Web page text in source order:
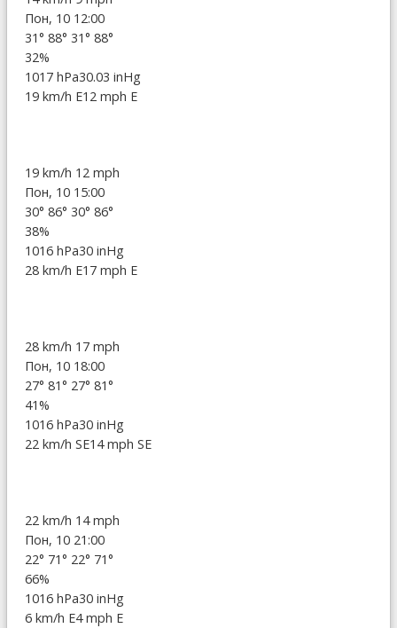
Пон, 10 12:00
31° 88° 31° 88°
32%
1017 hPa30.03 inHg
19 km/h E12 mph E
19 km/h 12 mph
Пон, 10 15:00
30° 86° 30° 86°
38%
1016 hPa30 inHg
28 km/h E17 mph E
28 km/h 17 mph
Пон, 10 18:00
27° 81° 27° 81°
41%
1016 hPa30 inHg
22 km/h SE14 mph SE
22 km/h 14 mph
Пон, 10 21:00
22° 71° 22° 71°
66%
1016 hPa30 inHg
6 km/h E4 mph E